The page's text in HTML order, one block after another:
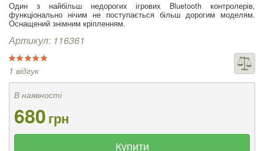
Один з найбільш недорогих ігрових Bluetooth контролерів,
функціонально нічим не поступається більш дорогим моделям.
Оснащений знімним кріпленням.
Артикул: 116361
1 відгук
В наявності
680грн
Купити